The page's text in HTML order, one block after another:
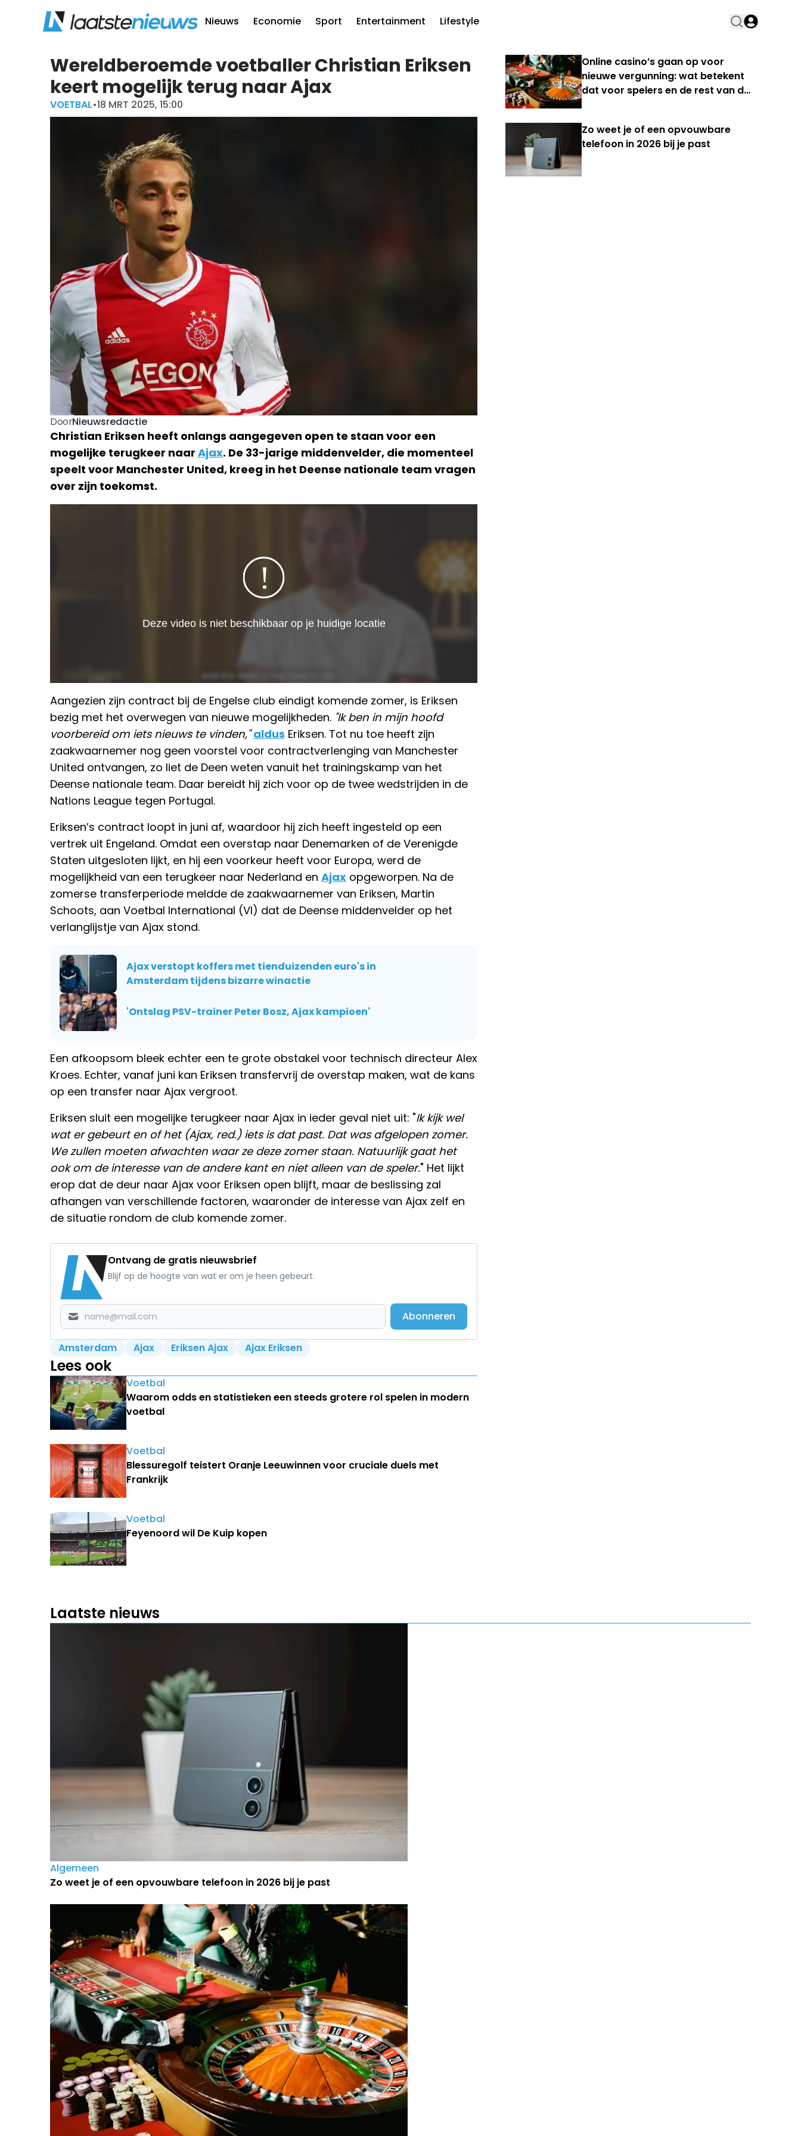
Nieuws Economie Sport Entertainment Lifestyle
Wereldberoemde voetballer Christian Eriksen
keert mogelijk terug naar Ajax
VOETBAL•18 MRT 2025, 15:00
DoorNieuwsredactie
Christian Eriksen heeft onlangs aangegeven open te staan voor een
mogelijke terugkeer naar Ajax. De 33-jarige middenvelder, die momenteel
speelt voor Manchester United, kreeg in het Deense nationale team vragen
over zijn toekomst.
Aangezien zijn contract bij de Engelse club eindigt komende zomer, is Eriksen
bezig met het overwegen van nieuwe mogelijkheden. "Ik ben in mijn hoofd
voorbereid om iets nieuws te vinden," aldus Eriksen. Tot nu toe heeft zijn
zaakwaarnemer nog geen voorstel voor contractverlenging van Manchester
United ontvangen, zo liet de Deen weten vanuit het trainingskamp van het
Deense nationale team. Daar bereidt hij zich voor op de twee wedstrijden in de
Nations League tegen Portugal.
Eriksen’s contract loopt in juni af, waardoor hij zich heeft ingesteld op een
vertrek uit Engeland. Omdat een overstap naar Denemarken of de Verenigde
Staten uitgesloten lijkt, en hij een voorkeur heeft voor Europa, werd de
mogelijkheid van een terugkeer naar Nederland en Ajax opgeworpen. Na de
zomerse transferperiode meldde de zaakwaarnemer van Eriksen, Martin
Schoots, aan Voetbal International (VI) dat de Deense middenvelder op het
verlanglijstje van Ajax stond.
Ajax verstopt koffers met tienduizenden euro's in
Amsterdam tijdens bizarre winactie
'Ontslag PSV-trainer Peter Bosz, Ajax kampioen'
Een afkoopsom bleek echter een te grote obstakel voor technisch directeur Alex
Kroes. Echter, vanaf juni kan Eriksen transfervrij de overstap maken, wat de kans
op een transfer naar Ajax vergroot.
Eriksen sluit een mogelijke terugkeer naar Ajax in ieder geval niet uit: "Ik kijk wel
wat er gebeurt en of het (Ajax, red.) iets is dat past. Dat was afgelopen zomer.
We zullen moeten afwachten waar ze deze zomer staan. Natuurlijk gaat het
ook om de interesse van de andere kant en niet alleen van de speler." Het lijkt
erop dat de deur naar Ajax voor Eriksen open blijft, maar de beslissing zal
afhangen van verschillende factoren, waaronder de interesse van Ajax zelf en
de situatie rondom de club komende zomer.
Ontvang de gratis nieuwsbrief
Blijf op de hoogte van wat er om je heen gebeurt.
Abonneren
Amsterdam Ajax Eriksen Ajax Ajax Eriksen
Lees ook
Voetbal
Waarom odds en statistieken een steeds grotere rol spelen in modern
voetbal
Voetbal
Blessuregolf teistert Oranje Leeuwinnen voor cruciale duels met
Frankrijk
Voetbal
Feyenoord wil De Kuip kopen
Online casino’s gaan op voor
nieuwe vergunning: wat betekent
dat voor spelers en de rest van de
Zo weet je of een opvouwbare
telefoon in 2026 bij je past
Laatste nieuws
Algemeen
Zo weet je of een opvouwbare telefoon in 2026 bij je past